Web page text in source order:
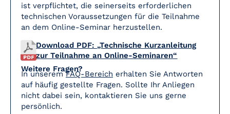
ist verpflichtet, die seinerseits erforderlichen
technischen Voraussetzungen für die Teilnahme
an dem Online-Seminar herzustellen.
Download PDF: „Technische Kurzanleitung
zur Teilnahme an Online-Seminaren“
Weitere Fragen?
In unseremFAQ-Bereich erhalten Sie Antworten
auf häufig gestellte Fragen. Sollte Ihr Anliegen
nicht dabei sein, kontaktieren Sie uns gerne
persönlich.